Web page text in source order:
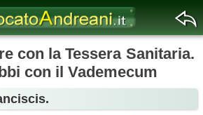
con la Tessera Sanitaria.
con il Vademecum